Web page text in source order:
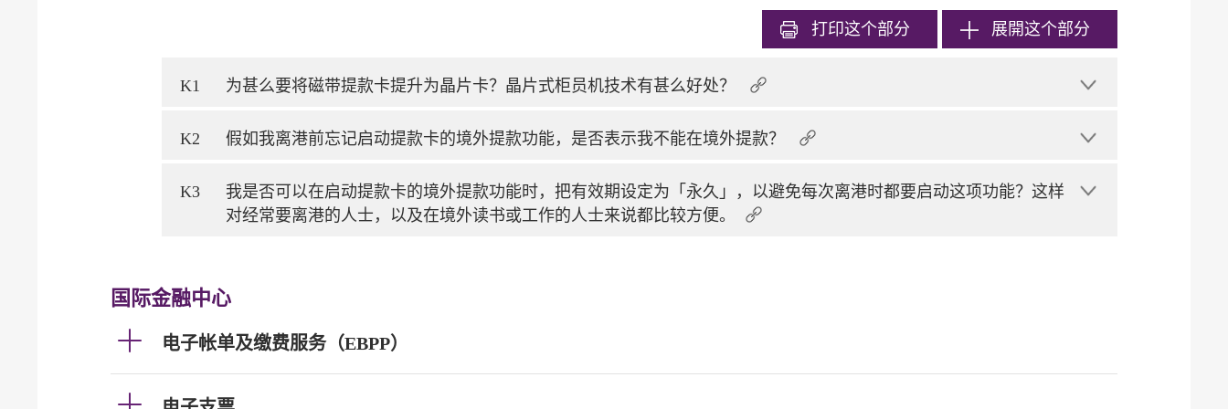
打印这个部分 展開这个部分
K1 为甚么要将磁带提款卡提升为晶片卡？晶片式柜员机技术有甚么好处？
K2 假如我离港前忘记启动提款卡的境外提款功能，是否表示我不能在境外提款？
K3
我是否可以在启动提款卡的境外提款功能时，把有效期设定为「永久」，以避免每次离港时都要启动这项功能？这样
对经常要离港的人士，以及在境外读书或工作的人士来说都比较方便。
国际金融中心
电子帐单及缴费服务（EBPP）